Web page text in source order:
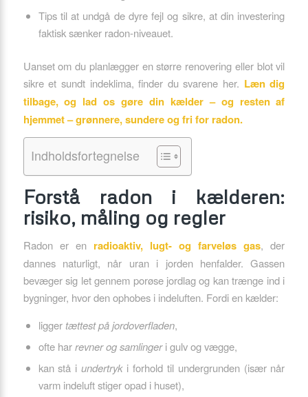
Tips til at undgå de dyre fejl og sikre, at din investering
faktisk sænker radon-niveauet.
Uanset om du planlægger en større renovering eller blot vil
sikre et sundt indeklima, finder du svarene her. Læn dig
tilbage, og lad os gøre din kælder – og resten af
hjemmet – grønnere, sundere og fri for radon.
Indholdsfortegnelse
Forstå radon i kælderen:
risiko, måling og regler
Radon er en radioaktiv, lugt- og farveløs gas, der
dannes naturligt, når uran i jorden henfalder. Gassen
bevæger sig let gennem porøse jordlag og kan trænge ind i
bygninger, hvor den ophobes i indeluften. Fordi en kælder:
ligger tættest på jordoverfladen,
ofte harrevner og samlingeri gulv og vægge,
kan stå iundertryki forhold til undergrunden (især når
varm indeluft stiger opad i huset),